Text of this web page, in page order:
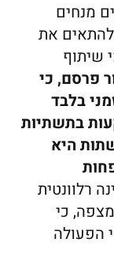
מנחים
את
שיתוף
פרסם, כי
בלבד
בתשתיות
היא
רלוונטית
כי
הפעולה